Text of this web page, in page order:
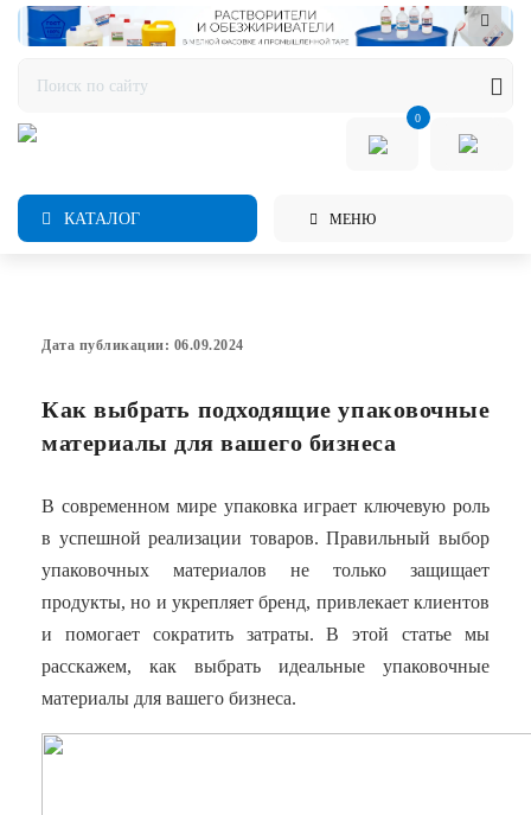
0
КАТАЛОГ МЕНЮ
Дата публикации: 06.09.2024
Как выбрать подходящие упаковочные
материалы для вашего бизнеса
В современном мире упаковка играет ключевую роль
в успешной реализации товаров. Правильный выбор
упаковочных материалов не только защищает
продукты, но и укрепляет бренд, привлекает клиентов
и помогает сократить затраты. В этой статье мы
расскажем, как выбрать идеальные упаковочные
материалы для вашего бизнеса.